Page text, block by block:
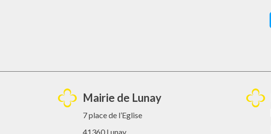
Mairie de Lunay
7 place de l’Eglise
41360 Lunay